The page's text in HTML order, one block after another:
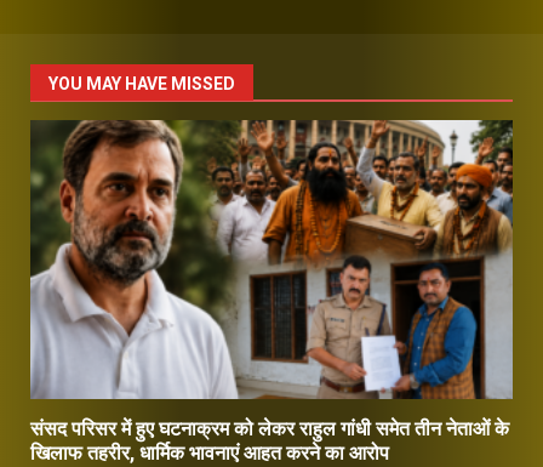
YOU MAY HAVE MISSED
संसद परिसर में हुए घटनाक्रम को लेकर राहुल गांधी समेत तीन नेताओं के
खिलाफ तहरीर, धार्मिक भावनाएं आहत करने का आरोप